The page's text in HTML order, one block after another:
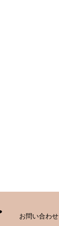
お問い合わせ